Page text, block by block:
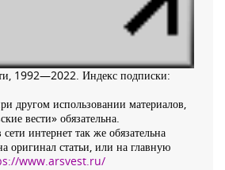
1992—2022. Индекс подписки:
другом использовании материалов,
вести» обязательна.
интернет так же обязательна
оригинал статьи, или на главную
www.arsvest.ru/